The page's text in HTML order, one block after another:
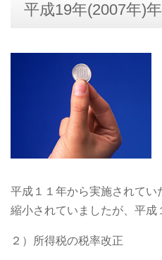
平成19年(2007年)
平成１１年から実施されてい
縮小されていましたが、平成
２）所得税の税率改正